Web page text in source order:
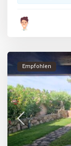
Empfohlen